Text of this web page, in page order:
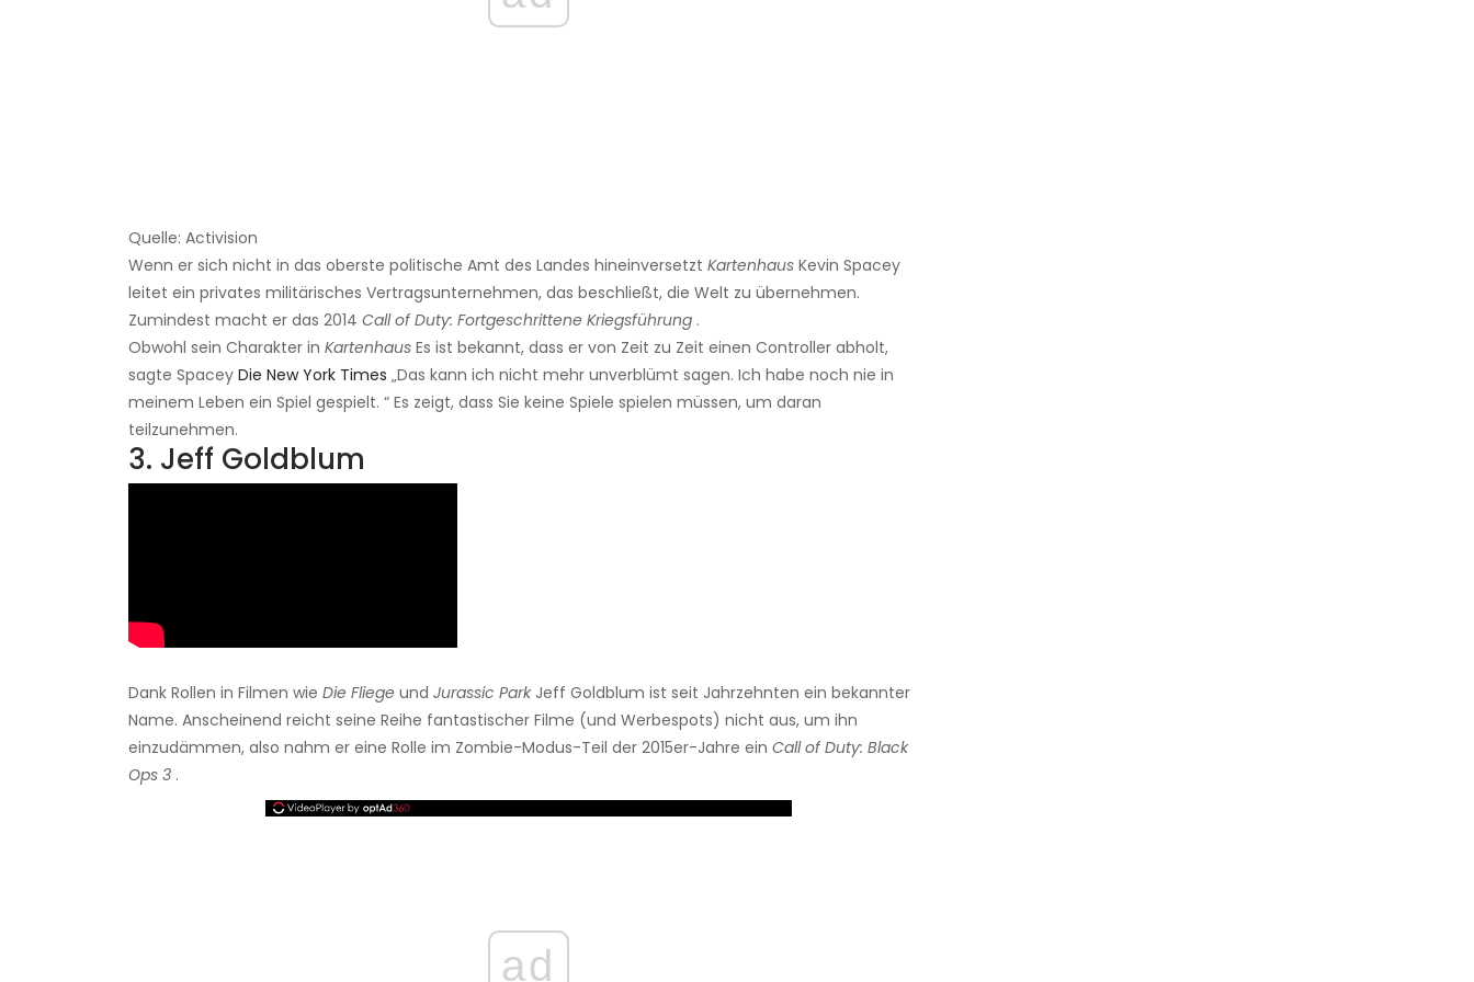
Quelle: Activision
Wenn er sich nicht in das oberste politische Amt des Landes hineinversetzt Kartenhaus Kevin Spacey
leitet ein privates militärisches Vertragsunternehmen, das beschließt, die Welt zu übernehmen.
Zumindest macht er das 2014 Call of Duty: Fortgeschrittene Kriegsführung .
Obwohl sein Charakter in Kartenhaus Es ist bekannt, dass er von Zeit zu Zeit einen Controller abholt,
sagte Spacey Die New York Times „Das kann ich nicht mehr unverblümt sagen. Ich habe noch nie in
meinem Leben ein Spiel gespielt. “ Es zeigt, dass Sie keine Spiele spielen müssen, um daran
teilzunehmen.
3. Jeff Goldblum
Dank Rollen in Filmen wie Die Fliege und Jurassic ParkJeff Goldblum ist seit Jahrzehnten ein bekannter
Name. Anscheinend reicht seine Reihe fantastischer Filme (und Werbespots) nicht aus, um ihn
einzudämmen, also nahm er eine Rolle im Zombie-Modus-Teil der 2015er-Jahre ein Call of Duty: Black
Ops 3 .
ad